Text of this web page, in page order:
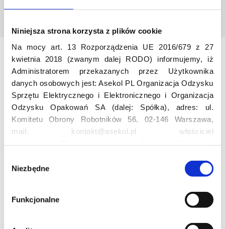
Niniejsza strona korzysta z plików cookie
Na mocy art. 13 Rozporządzenia UE 2016/679 z 27
kwietnia 2018 (zwanym dalej RODO) informujemy, iż
Administratorem przekazanych przez Użytkownika
danych osobowych jest: Asekol PL Organizacja Odzysku
Sprzętu Elektrycznego i Elektronicznego i Organizacja
Odzysku Opakowań SA (dalej: Spółka), adres: ul.
Komitetu Obrony Robotników 56, 02-146 Warszawa,
mail: kontakt@asekol.pl właściciel
Asekolove. Administrator przetwarza następujące dane
osobowe Użytkowników: imię, nazwisko, adres e-mail,
numer telefonu, miasto, preferencje Użytkownika,
lokalizacja, obszar zainteresowania, dane przetwarzane
Niezbędne
Funkcjonalne
Odwiedź nas
Znaczenie recyklingu elektrośmieci